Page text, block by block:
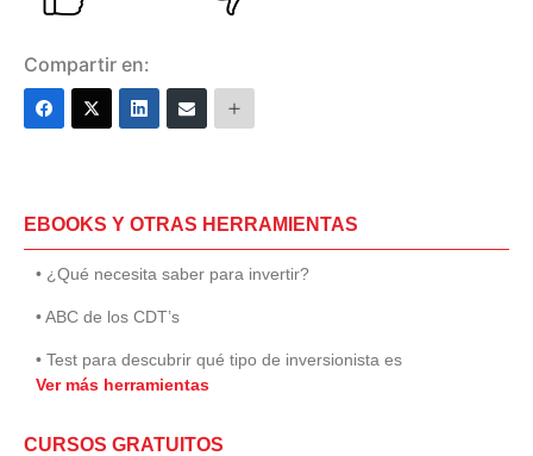
Compartir en:
EBOOKS Y OTRAS HERRAMIENTAS
• ¿Qué necesita saber para invertir?
• ABC de los CDT’s
• Test para descubrir qué tipo de inversionista es
Ver más herramientas
CURSOS GRATUITOS